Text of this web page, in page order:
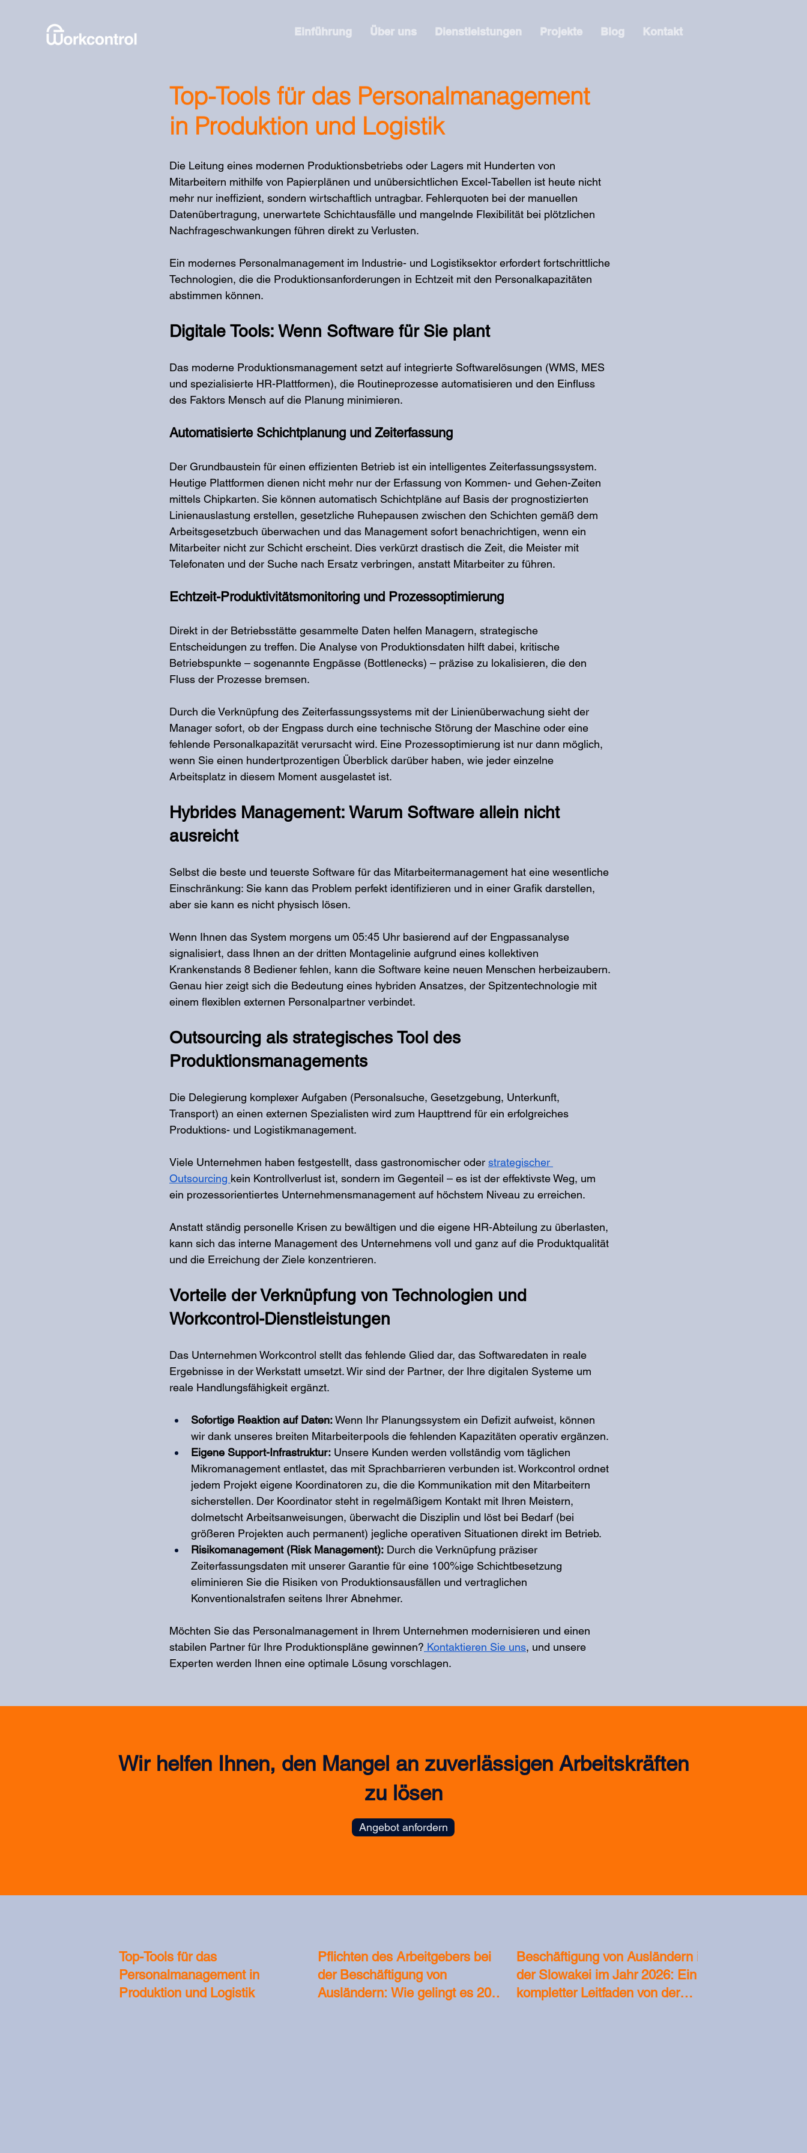
Einführung Über uns Dienstleistungen Projekte Blog Kontakt
Top-Tools für das Personalmanagement
in Produktion und Logistik
Die Leitung eines modernen Produktionsbetriebs oder Lagers mit Hunderten von
Mitarbeitern mithilfe von Papierplänen und unübersichtlichen Excel-Tabellen ist heute nicht
mehr nur ineffizient, sondern wirtschaftlich untragbar. Fehlerquoten bei der manuellen
Datenübertragung, unerwartete Schichtausfälle und mangelnde Flexibilität bei plötzlichen
Nachfrageschwankungen führen direkt zu Verlusten.
Ein modernes Personalmanagement im Industrie- und Logistiksektor erfordert fortschrittliche
Technologien, die die Produktionsanforderungen in Echtzeit mit den Personalkapazitäten
abstimmen können.
Digitale Tools: Wenn Software für Sie plant
Das moderne Produktionsmanagement setzt auf integrierte Softwarelösungen (WMS, MES
und spezialisierte HR-Plattformen), die Routineprozesse automatisieren und den Einfluss
des Faktors Mensch auf die Planung minimieren.
Automatisierte Schichtplanung und Zeiterfassung
Der Grundbaustein für einen effizienten Betrieb ist ein intelligentes Zeiterfassungssystem.
Heutige Plattformen dienen nicht mehr nur der Erfassung von Kommen- und Gehen-Zeiten
mittels Chipkarten. Sie können automatisch Schichtpläne auf Basis der prognostizierten
Linienauslastung erstellen, gesetzliche Ruhepausen zwischen den Schichten gemäß dem
Arbeitsgesetzbuch überwachen und das Management sofort benachrichtigen, wenn ein
Mitarbeiter nicht zur Schicht erscheint. Dies verkürzt drastisch die Zeit, die Meister mit
Telefonaten und der Suche nach Ersatz verbringen, anstatt Mitarbeiter zu führen.
Echtzeit-Produktivitätsmonitoring und Prozessoptimierung
Direkt in der Betriebsstätte gesammelte Daten helfen Managern, strategische
Entscheidungen zu treffen. Die Analyse von Produktionsdaten hilft dabei, kritische
Betriebspunkte – sogenannte Engpässe (Bottlenecks) – präzise zu lokalisieren, die den
Fluss der Prozesse bremsen.
Durch die Verknüpfung des Zeiterfassungssystems mit der Linienüberwachung sieht der
Manager sofort, ob der Engpass durch eine technische Störung der Maschine oder eine
fehlende Personalkapazität verursacht wird. Eine Prozessoptimierung ist nur dann möglich,
wenn Sie einen hundertprozentigen Überblick darüber haben, wie jeder einzelne
Arbeitsplatz in diesem Moment ausgelastet ist.
Hybrides Management: Warum Software allein nicht
ausreicht
Selbst die beste und teuerste Software für das Mitarbeitermanagement hat eine wesentliche
Einschränkung: Sie kann das Problem perfekt identifizieren und in einer Grafik darstellen,
aber sie kann es nicht physisch lösen.
Wenn Ihnen das System morgens um 05:45 Uhr basierend auf der Engpassanalyse
signalisiert, dass Ihnen an der dritten Montagelinie aufgrund eines kollektiven
Krankenstands 8 Bediener fehlen, kann die Software keine neuen Menschen herbeizaubern.
Genau hier zeigt sich die Bedeutung eines hybriden Ansatzes, der Spitzentechnologie mit
einem flexiblen externen Personalpartner verbindet.
Outsourcing als strategisches Tool des
Produktionsmanagements
Die Delegierung komplexer Aufgaben (Personalsuche, Gesetzgebung, Unterkunft,
Transport) an einen externen Spezialisten wird zum Haupttrend für ein erfolgreiches
Produktions- und Logistikmanagement.
Viele Unternehmen haben festgestellt, dass gastronomischer oder strategischer
Outsourcing kein Kontrollverlust ist, sondern im Gegenteil – es ist der effektivste Weg, um
ein prozessorientiertes Unternehmensmanagement auf höchstem Niveau zu erreichen.
Anstatt ständig personelle Krisen zu bewältigen und die eigene HR-Abteilung zu überlasten,
kann sich das interne Management des Unternehmens voll und ganz auf die Produktqualität
und die Erreichung der Ziele konzentrieren.
Vorteile der Verknüpfung von Technologien und
Workcontrol-Dienstleistungen
Das Unternehmen Workcontrol stellt das fehlende Glied dar, das Softwaredaten in reale
Ergebnisse in der Werkstatt umsetzt. Wir sind der Partner, der Ihre digitalen Systeme um
reale Handlungsfähigkeit ergänzt.
Sofortige Reaktion auf Daten: Wenn Ihr Planungssystem ein Defizit aufweist, können
wir dank unseres breiten Mitarbeiterpools die fehlenden Kapazitäten operativ ergänzen.
Eigene Support-Infrastruktur: Unsere Kunden werden vollständig vom täglichen
Mikromanagement entlastet, das mit Sprachbarrieren verbunden ist. Workcontrol ordnet
jedem Projekt eigene Koordinatoren zu, die die Kommunikation mit den Mitarbeitern
sicherstellen. Der Koordinator steht in regelmäßigem Kontakt mit Ihren Meistern,
dolmetscht Arbeitsanweisungen, überwacht die Disziplin und löst bei Bedarf (bei
größeren Projekten auch permanent) jegliche operativen Situationen direkt im Betrieb.
Risikomanagement (Risk Management): Durch die Verknüpfung präziser
Zeiterfassungsdaten mit unserer Garantie für eine 100%ige Schichtbesetzung
eliminieren Sie die Risiken von Produktionsausfällen und vertraglichen
Konventionalstrafen seitens Ihrer Abnehmer.
Möchten Sie das Personalmanagement in Ihrem Unternehmen modernisieren und einen
stabilen Partner für Ihre Produktionspläne gewinnen? Kontaktieren Sie uns, und unsere
Experten werden Ihnen eine optimale Lösung vorschlagen.
Wir helfen Ihnen, den Mangel an zuverlässigen Arbeitskräften
zu lösen
Angebot anfordern
Top-Tools für das
Personalmanagement in
Produktion und Logistik
Pflichten des Arbeitgebers bei
der Beschäftigung von
Ausländern: Wie gelingt es 2026
Beschäftigung von Ausländern in
der Slowakei im Jahr 2026: Ein
kompletter Leitfaden von der